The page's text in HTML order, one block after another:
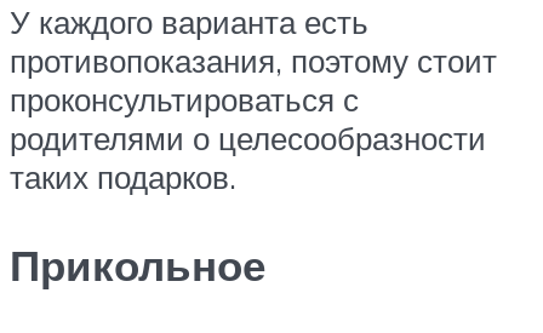
У каждого варианта есть
противопоказания, поэтому стоит
проконсультироваться с
родителями о целесообразности
таких подарков.
Прикольное